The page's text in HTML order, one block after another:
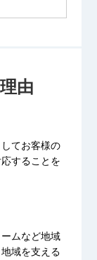
由
てお客様の
することを
ムなど地域
地域を支える